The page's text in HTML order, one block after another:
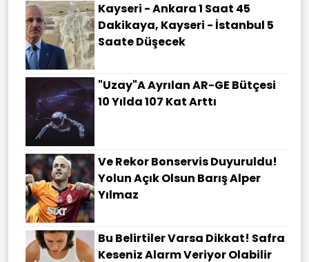
Kayseri - Ankara 1 Saat 45
Dakikaya, Kayseri - İstanbul 5
Saate Düşecek
"Uzay"a Ayrılan AR-GE Bütçesi
10 Yılda 107 Kat Arttı
Ve Rekor Bonservis Duyuruldu!
Yolun Açık Olsun Barış Alper
Yılmaz
Bu Belirtiler Varsa Dikkat! Safra
Keseniz Alarm Veriyor Olabilir